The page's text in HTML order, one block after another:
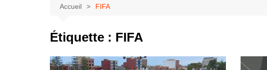
Accueil FIFA
Étiquette : FIFA